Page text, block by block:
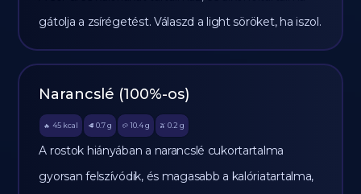
gátolja a zsírégetést. Válaszd a light söröket, ha iszol.
Narancslé (100%-os)
🔥 45 kcal 🥩 0.7 g 🥔 10.4g 🫒 0.2 g
A rostok hiányában a narancslé cukortartalma
gyorsan felszívódik, és magasabb a kalóriatartalma,